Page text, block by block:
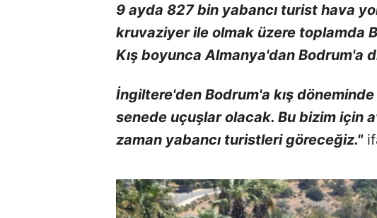
9 ayda 827 bin yabancı turist hava
kruvaziyer ile olmak üzere toplamda
Kış boyunca Almanya'dan Bodrum'a
İngiltere'den Bodrum'a kış
senede uçuşlar olacak. Bu bizim için
zaman yabancı turistleri göreceğiz."